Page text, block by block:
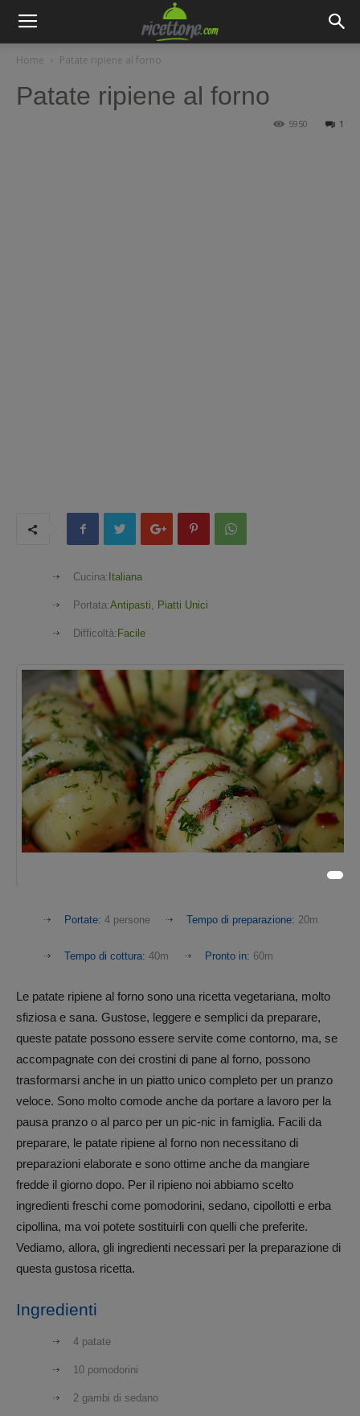
Home Patate ripiene al forno
Patate ripiene al forno
1
5950
Cucina: Italiana
Portata:Antipasti, Piatti Unici
Difficoltà: Facile
Portate: 4 persone Tempo di preparazione: 20m
Tempo di cottura: 40m Pronto in: 60m
Le patate ripiene al forno sono una ricetta vegetariana, molto
sfiziosa e sana. Gustose, leggere e semplici da preparare,
queste patate possono essere servite come contorno, ma, se
accompagnate con dei crostini di pane al forno, possono
trasformarsi anche in un piatto unico completo per un pranzo
veloce. Sono molto comode anche da portare a lavoro per la
pausa pranzo o al parco per un pic-nic in famiglia. Facili da
preparare, le patate ripiene al forno non necessitano di
preparazioni elaborate e sono ottime anche da mangiare
fredde il giorno dopo. Per il ripieno noi abbiamo scelto
ingredienti freschi come pomodorini, sedano, cipollotti e erba
cipollina, ma voi potete sostituirli con quelli che preferite.
Vediamo, allora, gli ingredienti necessari per la preparazione di
questa gustosa ricetta.
Ingredienti
4 patate
10 pomodorini
2 gambi di sedano